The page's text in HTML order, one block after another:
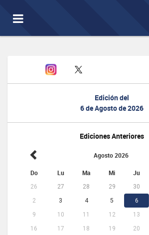
Toggle
navigation
Edición del
6 de Agosto de 2026
Ediciones Anteriores
Agosto 2026
Do Lu Ma Mi Ju
26 27 28 29 30
2
3 4 5 6
9
10 11 12 13
16
17 18 19 20